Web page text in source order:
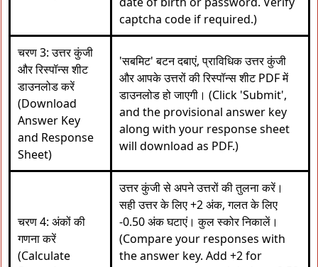
captcha code if required.)
चरण 3: उत्तर कुंजी
और रिस्पॉन्स शीट
डाउनलोड करें
(Download
Answer Key
and Response
Sheet)
'सबमिट' बटन दबाएं, प्राविधिक उत्तर कुंजी
और आपके उत्तरों की रिस्पॉन्स शीट PDF में
डाउनलोड हो जाएगी। (Click 'Submit',
and the provisional answer key
along with your response sheet
will download as PDF.)
चरण 4: अंकों की
गणना करें
(Calculate
उत्तर कुंजी से अपने उत्तरों की तुलना करें।
सही उत्तर के लिए +2 अंक, गलत के लिए
-0.50 अंक घटाएं। कुल स्कोर निकालें।
(Compare your responses with
the answer key. Add +2 for